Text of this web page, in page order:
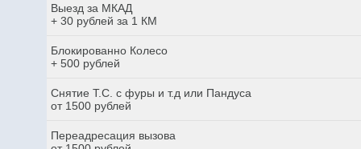
Выезд за МКАД
+ 30 рублей за 1 КМ
Блокированно Колесо
+ 500 рублей
Снятие Т.С. с фуры и т.д или Пандуса
от 1500 рублей
Переадресация вызова